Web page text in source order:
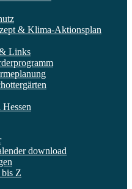
& Klima-Aktionsplan
Links
download
Z